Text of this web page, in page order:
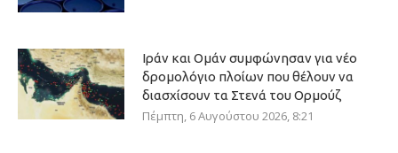
Ιράν και Ομάν συμφώνησαν για νέο
δρομολόγιο πλοίων που θέλουν να
διασχίσουν τα Στενά του Ορμούζ
Πέμπτη, 6 Αυγούστου 2026, 8:21